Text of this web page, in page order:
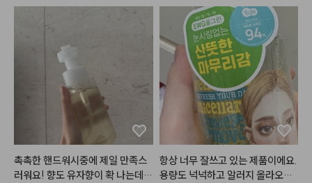
구요 ~! ㅎㅎ 👍
있습니다~! 발색이 진짜이쁘고 광
택이 미쳤어요~~~~! 아무래도
럴땐 묻어남이 어쩔수없이 있습니
다만, 그걸 커버할 만큼 너무 이쁜
색상과 광택입니다~! 이거 바르고
직장에 갔을때 다른 여성분께서 립
이 너무 이쁘다고~! 알려달라고 할
정도였어요~~~! 차분한 색 좋아
하시는 분이 땅콩밤사시면 맘에 안
들어 할 사람 없을듯 하네요 ~! 완
전 추천합니다~! 다른 색상도 구매
는 3번이 가장 잘 쓰일 것 같아서 하
나 더 구매했습니다. 포인트도 쓸겸
해서요ㅎㅎ 쉽게 설명하면 1번은 각
질을 없애주고 2번은 수분을 채워
주고 3번은 영양을 넣어줘요. 3번
은 밤에 바르면 아침까지도 쫀득하
게 입술에 남아있고 각질도 적당히
잘 불려주는 편입니다. 아침에 바
르면 그 어떤 글로우립보다 반짝거
리기는 하지만.. 좀만 많이 발랐다
싶으면 흘러내리고.. 제형이 안 맞
으면 아래 발라둔 립베이스부터 립
촉촉한 핸드워시중에 제일 만족스
러워요! 향도 유자향이 확 나는데
항상 너무 잘쓰고 있는 제품이에요.
용량도 넉넉하고 알러지 올라오는